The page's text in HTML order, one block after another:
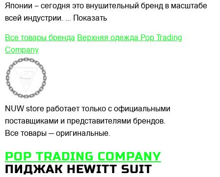
Японии – сегодня это внушительный бренд в масштабе
всей индустрии. ... Показать
Все товары бренда Верхняя одежда Pop Trading
Company
NUW store работает только с официальными
поставщиками и представителями брендов.
Все товары — оригинальные.
POP TRADING COMPANY
ПИДЖАК HEWITT SUIT